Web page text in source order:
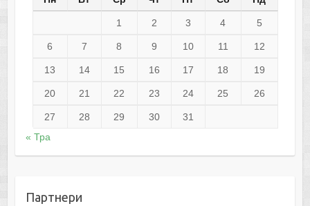
1 2 3 4 5
6 7 8 9 10 11 12
13 14 15 16 17 18 19
20 21 22 23 24 25 26
27 28 29 30
31
« Тра
Партнери